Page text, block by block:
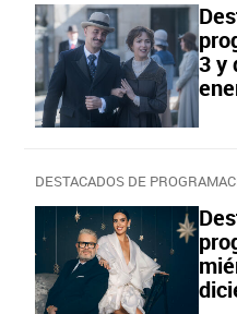
3 y
DESTACADOS DE